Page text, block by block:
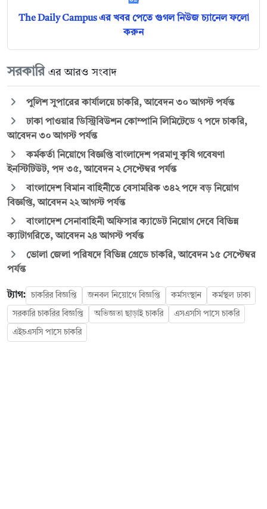
The Daily Campus এর খবর পেতে গুগল নিউজ চ্যানেল ফলো
করুন
সরকারি এর আরও সংবাদ
পুলিশ সুপারের কার্যালয়ে চাকরি, আবেদন ৩০ আগস্ট পর্যন্ত
ঢাকা পাওয়ার ডিস্ট্রিবিউশন কোম্পানি লিমিটেডে ৭ পদে চাকরি,
আবেদন ৩০ আগস্ট পর্যন্ত
কর্মকর্তা নিয়োগে বিজ্ঞপ্তি বাংলাদেশ পরমাণু কৃষি গবেষণা
ইনস্টিটিউট, পদ ৩৫, আবেদন ২ সেপ্টেম্বর পর্যন্ত
বাংলাদেশ বিমান বাহিনীতে বেসামরিক ৩৪২ পদে বড় নিয়োগ
বিজ্ঞপ্তি, আবেদন ২২ আগস্ট পর্যন্ত
বাংলাদেশ সেনাবাহিনী অফিসার ক্যাডেট নিয়োগ দেবে বিভিন্ন
ক্যাটাগরিতে, আবেদন ২৪ আগস্ট পর্যন্ত
ভোলা জেলা পরিষদে বিভিন্ন গ্রেডে চাকরি, আবেদন ১৫ সেপ্টেম্বর
পর্যন্ত
ট্যাগ: চাকরির বিজ্ঞপ্তি জনবল নিয়োগে বিজ্ঞপ্তি কর্মসংস্থান কর্মস্থল ঢাকা
সরকারি চাকরির বিজ্ঞপ্তি অভিজ্ঞতা ছাড়াই চাকরি এসএসসি পাসে চাকরি
এইচএসসি পাসে চাকরি